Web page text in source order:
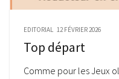
EDITORIAL 12 FÉVRIER 2026
Top départ
Comme pour les Jeux